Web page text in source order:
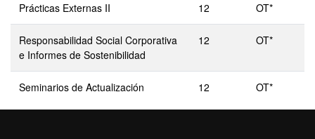
Prácticas Externas II 12 OT*
Responsabilidad Social Corporativa
e Informes de Sostenibilidad
12 OT*
Seminarios de Actualización 12 OT*